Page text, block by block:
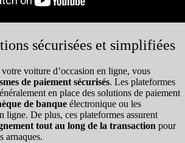
sécurisées et simplifiées
voiture d’occasion en ligne, vous
de paiement sécurisés. Les plateformes
en place des solutions de paiement
de banque électronique ou les
ligne. De plus, ces plateformes assurent
tout au long de la transaction pour
arnaques.